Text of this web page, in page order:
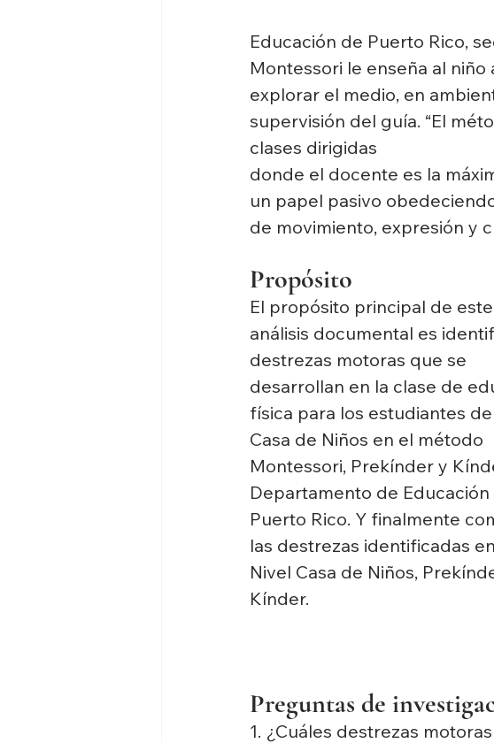
Educación de Puerto Rico,
Montessori le enseña al
explorar el medio, en
supervisión del guía. “El
clases dirigidas
donde el docente es la
un papel pasivo
de movimiento, expresión y
Propósito
El propósito principal de este
análisis documental es
destrezas motoras que se
desarrollan en la clase de
física para los estudiantes
Casa de Niños en el método
Montessori, Prekínder y
Departamento de Educación
Puerto Rico. Y finalmente
las destrezas identificadas
Nivel Casa de Niños,
Kínder.
Preguntas de
1. ¿Cuáles destrezas